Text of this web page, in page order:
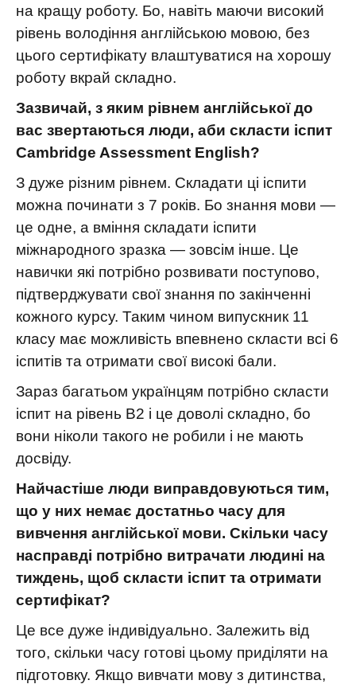
на кращу роботу. Бо, навіть маючи високий
рівень володіння англійською мовою, без
цього сертифікату влаштуватися на хорошу
роботу вкрай складно.
Зазвичай, з яким рівнем англійської до
вас звертаються люди, аби скласти іспит
Cambridge Assessment English?
З дуже різним рівнем. Складати ці іспити
можна починати з 7 років. Бо знання мови —
це одне, а вміння складати іспити
міжнародного зразка — зовсім інше. Це
навички які потрібно розвивати поступово,
підтверджувати свої знання по закінченні
кожного курсу. Таким чином випускник 11
класу має можливість впевнено скласти всі 6
іспитів та отримати свої високі бали.
Зараз багатьом українцям потрібно скласти
іспит на рівень В2 і це доволі складно, бо
вони ніколи такого не робили і не мають
досвіду.
Найчастіше люди виправдовуються тим,
що у них немає достатньо часу для
вивчення англійської мови. Скільки часу
насправді потрібно витрачати людині на
тиждень, щоб скласти іспит та отримати
сертифікат?
Це все дуже індивідуально. Залежить від
того, скільки часу готові цьому приділяти на
підготовку. Якщо вивчати мову з дитинства,